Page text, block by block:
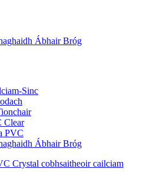
Ábhair Bróg
Sinc
Clear
PVC
Ábhair Bróg